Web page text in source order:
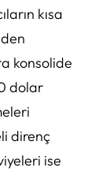
kısa
konsolide
dolar
direnç
ise